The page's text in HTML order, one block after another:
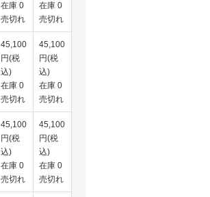
在庫 0
売切れ
在庫 0
売切れ
45,100
円(税
込)
在庫 0
売切れ
45,100
円(税
込)
在庫 0
売切れ
45,100
円(税
込)
在庫 0
売切れ
45,100
円(税
込)
在庫 0
売切れ